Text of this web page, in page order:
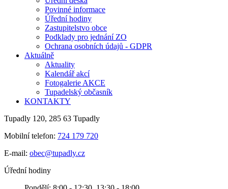
Povinné informace
Úřední hodiny
Zastupitelstvo obce
Podklady pro jednání ZO
Ochrana osobních údajů - GDPR
Aktuálně
Aktuality
Kalendář akcí
Fotogalerie AKCE
Tupadelský občasník
KONTAKTY
Tupadly 120, 285 63 Tupadly
Mobilní telefon: 724 179 720
E-mail: obec@tupadly.cz
Úřední hodiny